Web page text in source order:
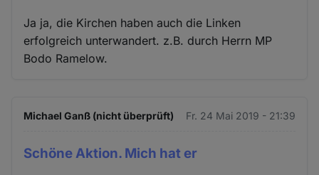
Ja ja, die Kirchen haben auch die Linken
erfolgreich unterwandert. z.B. durch Herrn MP
Bodo Ramelow.
Michael Ganß (nicht überprüft) Fr. 24 Mai 2019 - 21:39
Schöne Aktion. Mich hat er